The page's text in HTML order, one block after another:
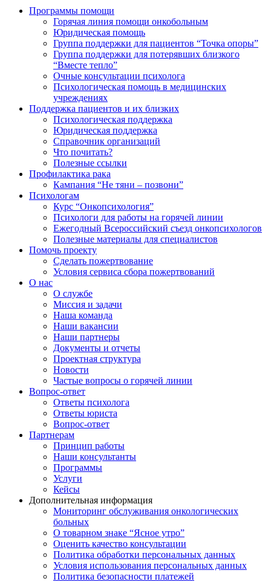
Программы помощи
Горячая линия помощи онкобольным
Юридическая помощь
Группа поддержки для пациентов “Точка опоры”
Группа поддержки для потерявших близкого
“Вместе тепло”
Очные консультации психолога
Психологическая помощь в медицинских
учреждениях
Поддержка пациентов и их близких
Психологическая поддержка
Юридическая поддержка
Справочник организаций
Что почитать?
Полезные ссылки
Профилактика рака
Кампания “Не тяни – позвони”
Психологам
Курс “Онкопсихология”
Психологи для работы на горячей линии
Ежегодный Всероссийский cъезд онкопсихологов
Полезные материалы для специалистов
Помочь проекту
Сделать пожертвование
Условия сервиса сбора пожертвований
О нас
О службе
Миссия и задачи
Наша команда
Наши вакансии
Наши партнеры
Документы и отчеты
Проектная структура
Новости
Частые вопросы о горячей линии
Вопрос-ответ
Ответы психолога
Ответы юриста
Вопрос-ответ
Партнерам
Принцип работы
Наши консультанты
Программы
Услуги
Кейсы
Дополнительная информация
Мониторинг обслуживания онкологических
больных
О товарном знаке “Ясное утро”
Оценить качество консультации
Политика обработки персональных данных
Условия использования персональных данных
Политика безопасности платежей